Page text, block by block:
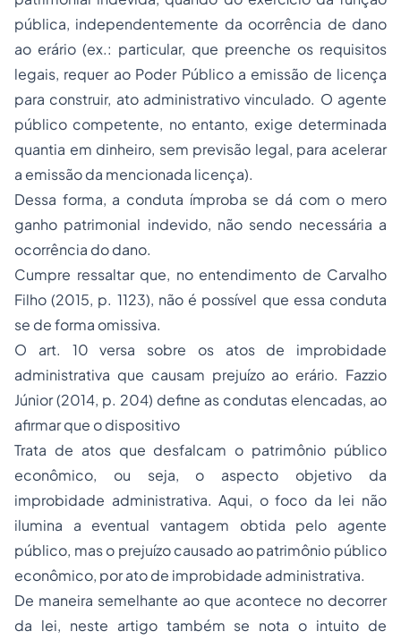
pública, independentemente da ocorrência de dano
ao erário (ex.: particular, que preenche os requisitos
legais, requer ao Poder Público a emissão de licença
para construir, ato administrativo vinculado. O agente
público competente, no entanto, exige determinada
quantia em dinheiro, sem previsão legal, para acelerar
a emissão da mencionada licença).
Dessa forma, a conduta ímproba se dá com o mero
ganho patrimonial indevido, não sendo necessária a
ocorrência do dano.
Cumpre ressaltar que, no entendimento de Carvalho
Filho (2015, p. 1123), não é possível que essa conduta
se de forma omissiva.
O art. 10 versa sobre os atos de improbidade
administrativa que causam prejuízo ao erário. Fazzio
Júnior (2014, p. 204) define as condutas elencadas, ao
afirmar que o dispositivo
Trata de atos que desfalcam o patrimônio público
econômico, ou seja, o aspecto objetivo da
improbidade administrativa. Aqui, o foco da lei não
ilumina a eventual vantagem obtida pelo agente
público, mas o prejuízo causado ao patrimônio público
econômico, por ato de improbidade administrativa.
De maneira semelhante ao que acontece no decorrer
da lei, neste artigo também se nota o intuito de